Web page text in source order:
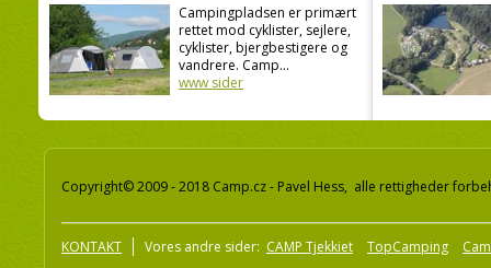
Campingpladsen er primært
rettet mod cyklister, sejlere,
cyklister, bjergbestigere og
vandrere. Camp...
www sider
Copyright© 2009 - 2018 Camp.cz - Pavel Hess, alle rettigheder
KONTAKT Vores andre sider: CAMP Tjekkiet TopCamping